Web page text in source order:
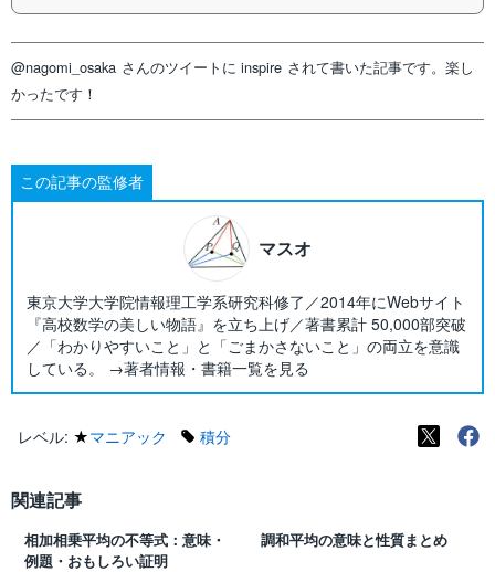
@nagomi_osaka さんのツイートに inspire されて書いた記事です。楽し
かったです！
この記事の監修者
マスオ
東京大学大学院情報理工学系研究科修了／2014年にWebサイト
『高校数学の美しい物語』を立ち上げ／著書累計 50,000部突破
／「わかりやすいこと」と「ごまかさないこと」の両立を意識
している。 →著者情報・書籍一覧を見る
レベル: ★マニアック 積分
関連記事
相加相乗平均の不等式：意味・
例題・おもしろい証明
調和平均の意味と性質まとめ